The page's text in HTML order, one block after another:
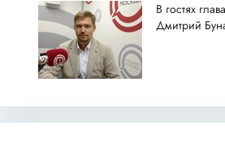
В гостях
Дмитрий